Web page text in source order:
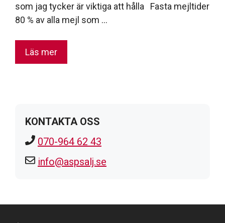
som jag tycker är viktiga att hålla Fasta mejltider
80 % av alla mejl som …
Läs mer
KONTAKTA OSS
070-964 62 43
info@aspsalj.se